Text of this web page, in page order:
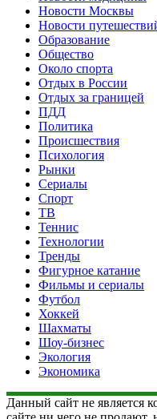
Новости Москвы
Новости
Образование
Общество
Около спорта
Отдых в России
Отдых за границей
ПДД
Политика
Происшествия
Психология
Рынки
Сериалы
Спорт
ТВ
Теннис
Технологии
Тренды
Фигурное катание
Фильмы и сериалы
Футбол
Хоккей
Шахматы
Шоу-бизнес
Экология
Экономика
Данный сайт не является